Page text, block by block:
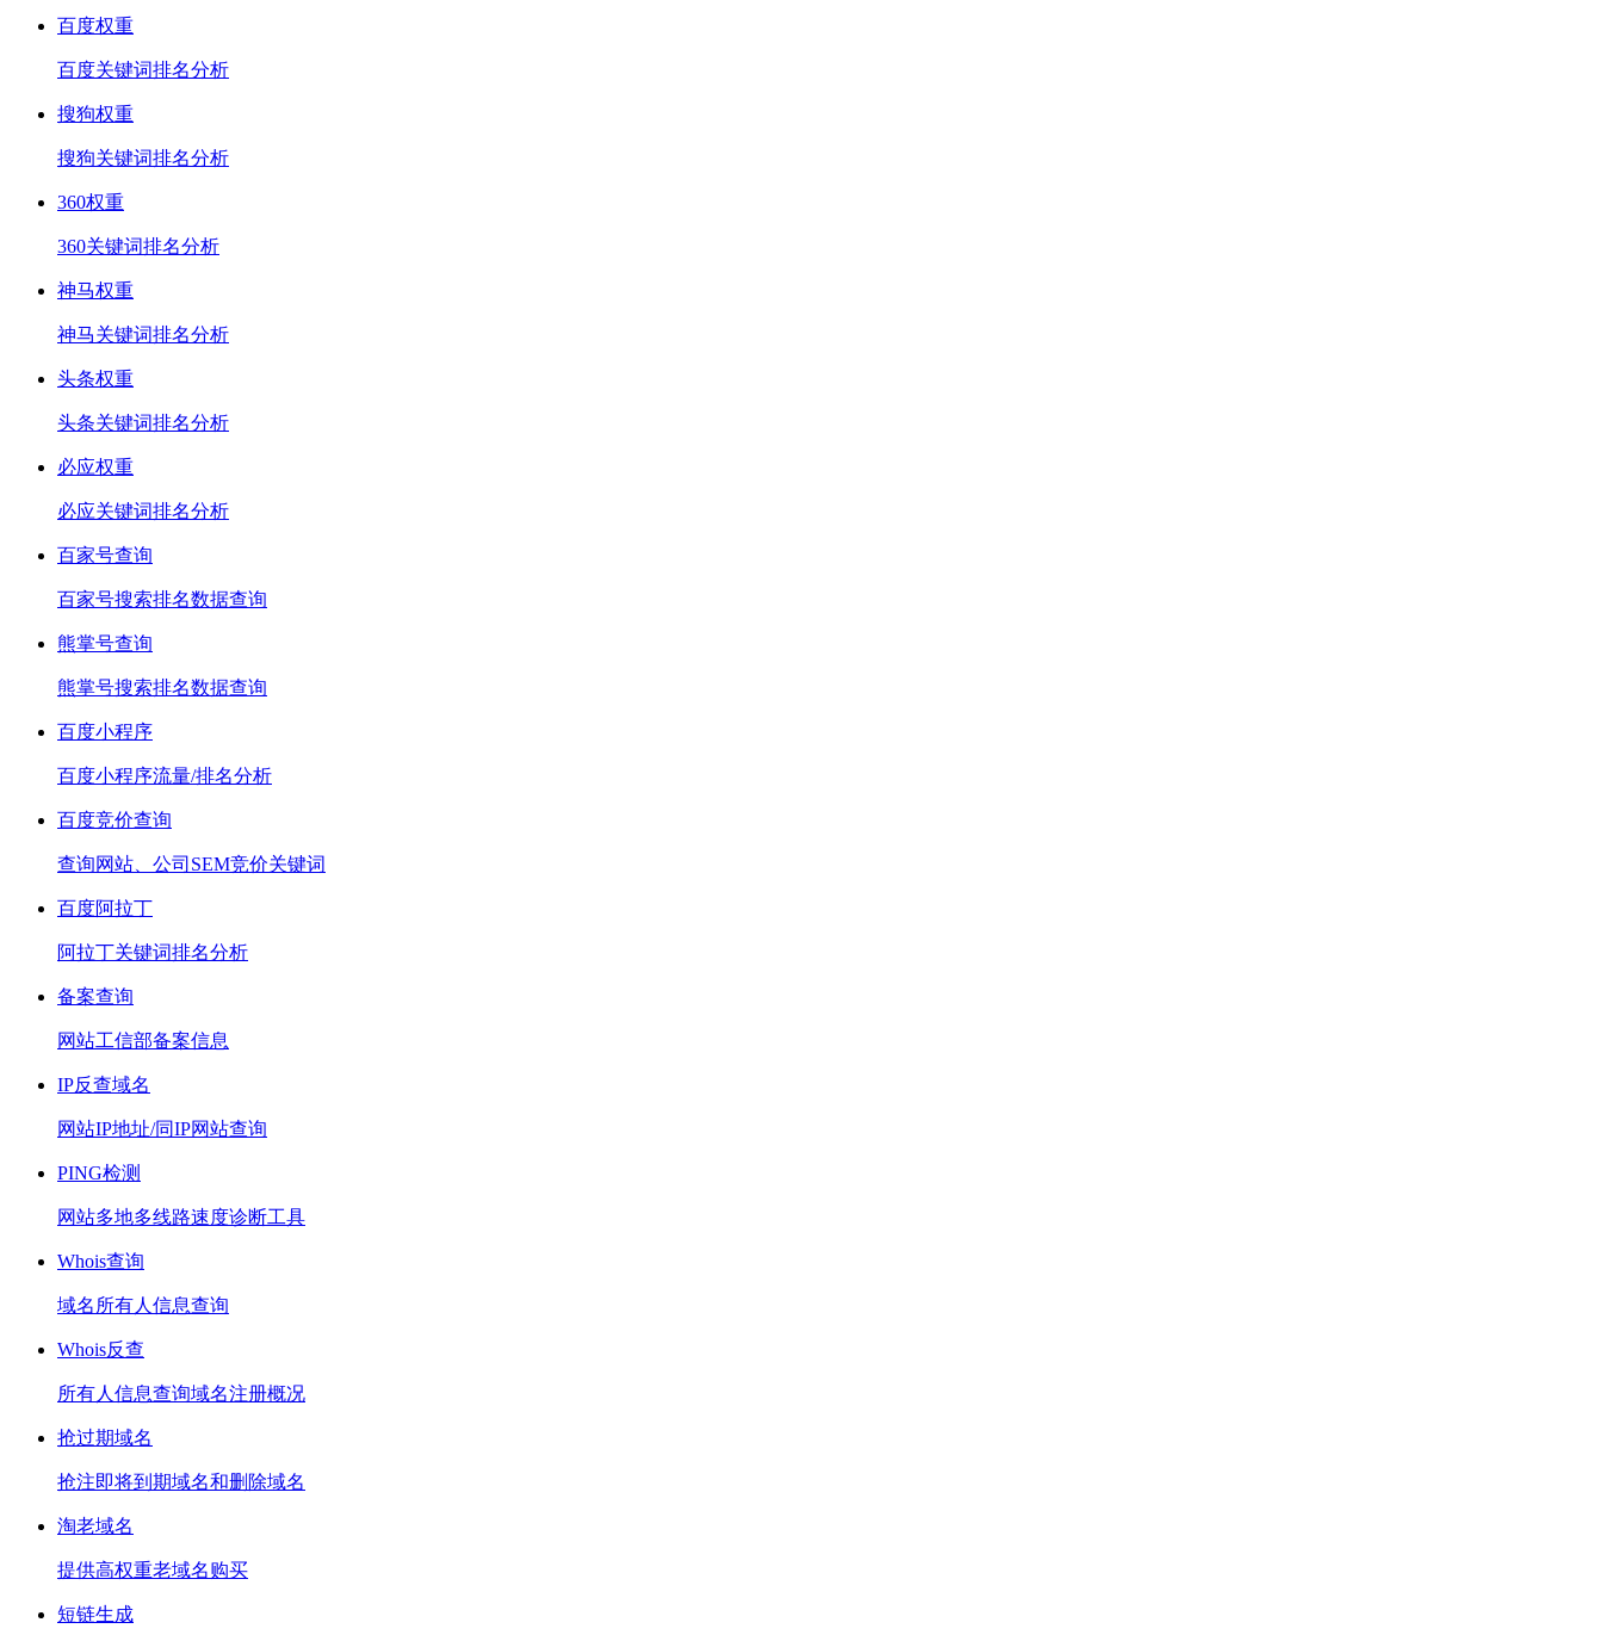
百度权重
百度关键词排名分析
搜狗权重
搜狗关键词排名分析
360权重
360关键词排名分析
神马权重
神马关键词排名分析
头条权重
头条关键词排名分析
必应权重
必应关键词排名分析
百家号查询
百家号搜索排名数据查询
熊掌号查询
熊掌号搜索排名数据查询
百度小程序
百度小程序流量/排名分析
百度竞价查询
查询网站、公司SEM竞价关键词
百度阿拉丁
阿拉丁关键词排名分析
备案查询
网站工信部备案信息
IP反查域名
网站IP地址/同IP网站查询
PING检测
网站多地多线路速度诊断工具
Whois查询
域名所有人信息查询
Whois反查
所有人信息查询域名注册概况
抢过期域名
抢注即将到期域名和删除域名
淘老域名
提供高权重老域名购买
短链生成